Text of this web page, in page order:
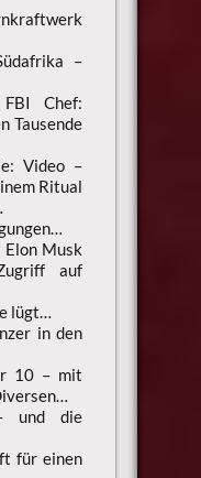
–
Chef:
Tausende
Video –
Ritual
Musk
auf
lügt…
in den
10 – mit
und die
für einen